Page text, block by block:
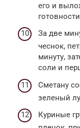
его и
За две
чеснок,
минуту,
соли и
Сметану
зеленый
Куриные